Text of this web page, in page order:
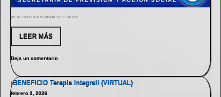
¡BENEFICO EXCLUSIVO APSEE SALUD!
LEER MÁS
Deja un comentario
¡BENEFICIO Terapia Integral! (VIRTUAL)
febrero 2, 2026